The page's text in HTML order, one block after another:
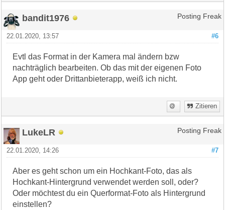
bandit1976 Posting Freak
#6
22.01.2020, 13:57
Evtl das Format in der Kamera mal ändern bzw
nachträglich bearbeiten. Ob das mit der eigenen Foto
App geht oder Drittanbieterapp, weiß ich nicht.
Zitieren
LukeLR Posting Freak
#7
22.01.2020, 14:26
Aber es geht schon um ein Hochkant-Foto, das als
Hochkant-Hintergrund verwendet werden soll, oder?
Oder möchtest du ein Querformat-Foto als Hintergrund
einstellen?